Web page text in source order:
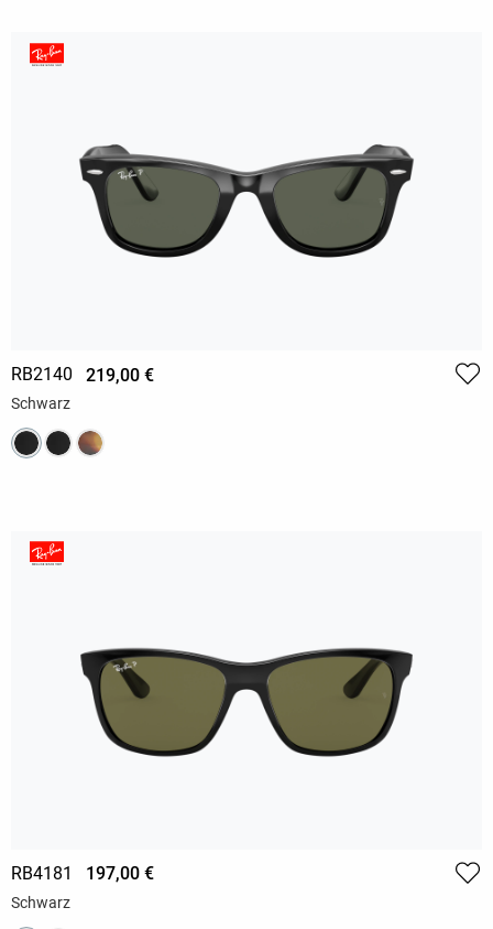
RB2140 219,00 €
Schwarz
RB4181 197,00 €
Schwarz